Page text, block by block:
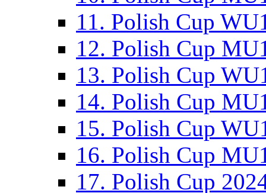
11. Polish Cup
12. Polish Cup
13. Polish Cup
14. Polish Cup
15. Polish Cup
16. Polish Cup
17. Polish Cup